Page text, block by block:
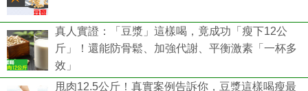
真人實證：「豆漿」這樣喝，竟成功「瘦下12公
斤」！還能防骨鬆、加強代謝、平衡激素「一杯多
效」
甩肉12.5公斤！真實案例告訴你，豆漿這樣喝瘦最